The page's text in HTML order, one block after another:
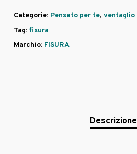
Categorie: Pensato per te, ventaglio
Tag: fisura
Marchio: FISURA
Descrizione